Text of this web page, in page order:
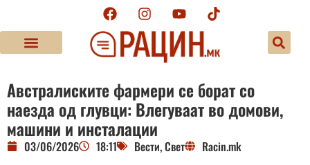
Австралиските фармери се борат со
наезда од глувци: Влегуваат во домови,
машини и инсталации
03/06/2026 18:11 Вести,Свет Racin.mk